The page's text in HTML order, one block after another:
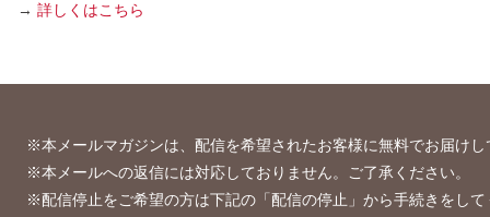
→ 詳しくはこちら
※本メールマガジンは、配信を希望されたお客様に無料でお届けし
※本メールへの返信には対応しておりません。ご了承ください。
※配信停止をご希望の方は下記の「配信の停止」から手続きをして